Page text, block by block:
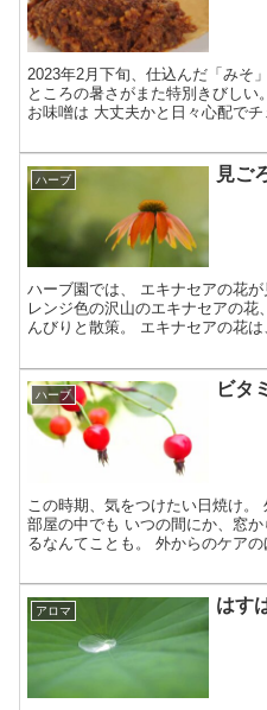
2023年2月下旬、仕込んだ「みそ
ところの暑さがまた特別きびし
お味噌は 大丈夫かと日々心配で
ハーブ 見ご
ハーブ園では、 エキナセアの花
レンジ色の沢山のエキナセアの
んびりと散策。 エキナセアの花
ハーブ ビタ
この時期、気をつけたい日焼け
部屋の中でも いつの間にか、窓
るなんてことも。 外からのケア
アロマ はす